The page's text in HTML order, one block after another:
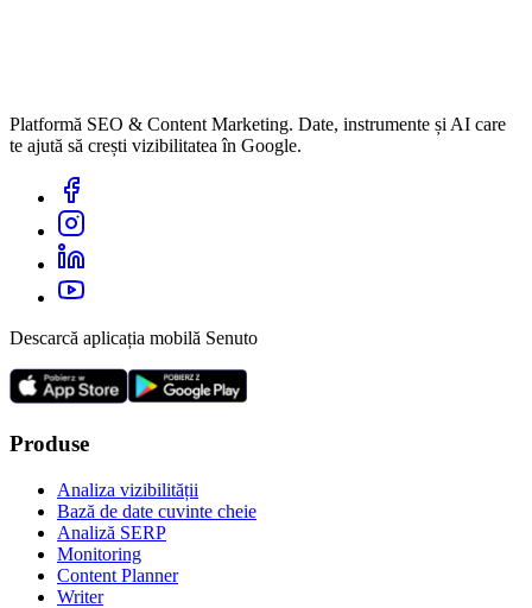
Platformă SEO & Content Marketing. Date, instrumente și AI care
te ajută să crești vizibilitatea în Google.
Descarcă aplicația mobilă Senuto
Produse
Analiza vizibilității
Bază de date cuvinte cheie
Analiză SERP
Monitoring
Content Planner
Writer